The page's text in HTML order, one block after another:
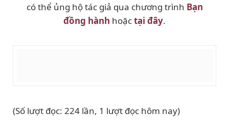
có thể ủng hộ tác giả qua chương trình Bạn
đồng hành hoặctại đây.
(Số lượt đọc: 224 lần, 1 lượt đọc hôm nay)